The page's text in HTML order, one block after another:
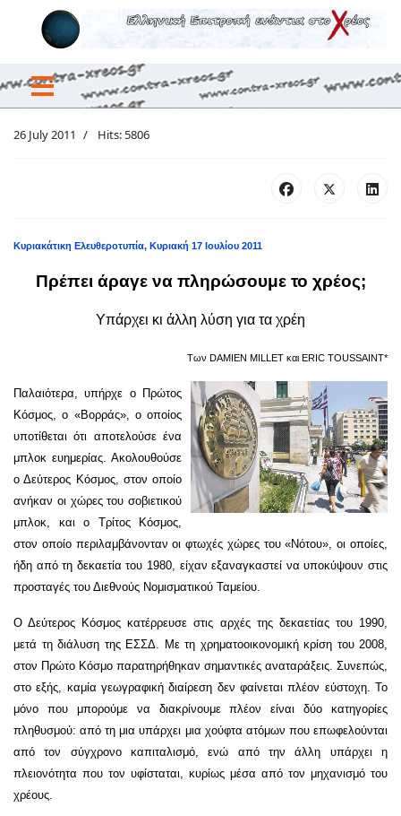
26 July 2011 Hits: 5806
Κυριακάτικη Ελευθεροτυπία, Κυριακή 17 Ιουλίου 2011
Πρέπει άραγε να πληρώσουμε το χρέος;
Υπάρχει κι άλλη λύση για τα χρέη
Των DAMIEN MILLET και ERIC TOUSSAINT*
Παλαιότερα, υπήρχε ο Πρώτος
Κόσμος, ο «Βορράς», ο οποίος
υποτίθεται ότι αποτελούσε ένα
μπλοκ ευημερίας. Ακολουθούσε
ο Δεύτερος Κόσμος, στον οποίο
ανήκαν οι χώρες του σοβιετικού
μπλοκ, και ο Τρίτος Κόσμος,
στον οποίο περιλαμβάνονταν οι φτωχές χώρες του «Νότου», οι οποίες,
ήδη από τη δεκαετία του 1980, είχαν εξαναγκαστεί να υποκύψουν στις
προσταγές του Διεθνούς Νομισματικού Ταμείου.
Ο Δεύτερος Κόσμος κατέρρευσε στις αρχές της δεκαετίας του 1990,
μετά τη διάλυση της ΕΣΣΔ. Με τη χρηματοοικονομική κρίση του 2008,
στον Πρώτο Κόσμο παρατηρήθηκαν σημαντικές αναταράξεις. Συνεπώς,
στο εξής, καμία γεωγραφική διαίρεση δεν φαίνεται πλέον εύστοχη. Το
μόνο που μπορούμε να διακρίνουμε πλέον είναι δύο κατηγορίες
πληθυσμού: από τη μια υπάρχει μια χούφτα ατόμων που επωφελούνται
από τον σύγχρονο καπιταλισμό, ενώ από την άλλη υπάρχει η
πλειονότητα που τον υφίσταται, κυρίως μέσα από τον μηχανισμό του
χρέους.